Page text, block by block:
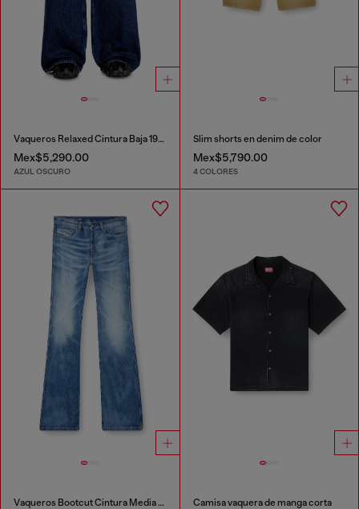
Vaqueros Relaxed Cintura Baja 1996 D-Sire
Mex$5,290.00
AZUL OSCURO
Slim shorts en denim de color
Mex$5,790.00
4 COLORES
Vaqueros Bootcut Cintura Media 1998 D-Buck Camisa vaquera de manga corta